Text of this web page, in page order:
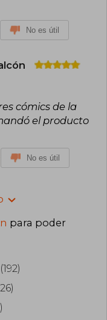
No es útil
cómics de la
el producto
No es útil
para poder